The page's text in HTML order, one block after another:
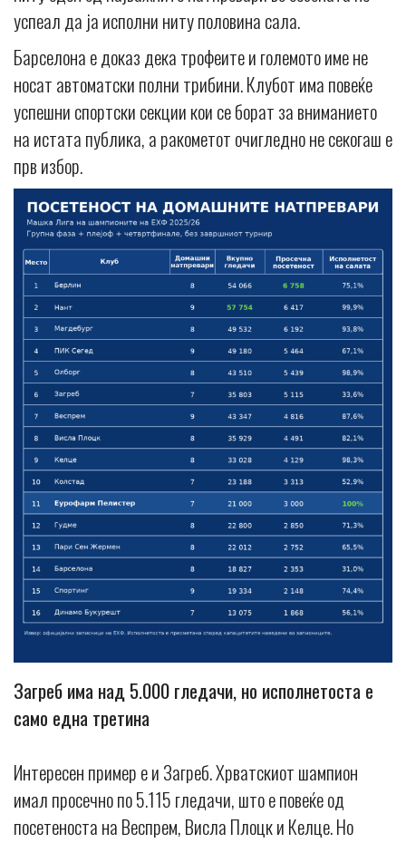
успеал да ја исполни ниту половина сала.
Барселона е доказ дека трофеите и големото име не
носат автоматски полни трибини. Клубот има повеќе
успешни спортски секции кои се борат за вниманието
на истата публика, а ракометот очигледно не секогаш е
прв избор.
Загреб има над 5.000 гледачи, но исполнетоста е
само една третина
Интересен пример е и Загреб. Хрватскиот шампион
имал просечно по 5.115 гледачи, што е повеќе од
посетеноста на Веспрем, Висла Плоцк и Келце. Но